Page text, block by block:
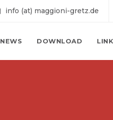
info (at) maggioni-gretz.de
NEWS DOWNLOAD